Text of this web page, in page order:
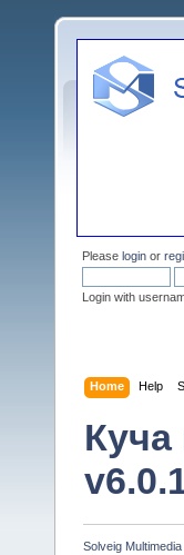
Please login or
Login with
Home Help
Solveig